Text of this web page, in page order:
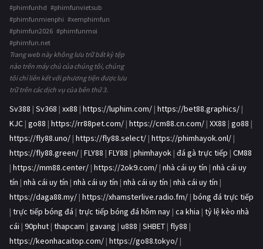
#phimfunhd #phimfunvietsub
#phimfunmienphi #xemphimfun
#phimfun2026 #phimfunmoi
#phimfun.net
Trang web này không lưu trữ bất kỳ tệp
nào trên máy chủ của chúng tôi, chúng
tôi chỉ liên kết với phương tiện được lưu
trữ trên các dịch vụ của bên thứ 3.
Sv388 | Sv368 | xx88 | https://luphim.com/ | https://bet88.graphics/ |
KJC | go88 | https://rr88pet.com/ | https://cm88.cn.com/ | XX88 | go88 |
https://fly88.uno/ | https://fly88.select/ | https://phimhayok.onl/ |
https://fly88.green/ | FLY88 | FLY88 | phimhayok | đá gà trực tiếp | CM88
| https://mm88.center/ | https://2ok9.com/ | nhà cái uy tín | nhà cái uy
tín | nhà cái uy tín | nhà cái uy tín | nhà cái uy tín | nhà cái uy tín |
https://daga88.my/ | https://xhamsterlive.radio.fm/ | bóng đá trực tiếp
| trực tiếp bóng đá | trực tiếp bóng đá hôm nay | ca khia | tỷ lệ kèo nhà
cái | 90phut | thapcam | gavang | u888 | SHBET | fly88 |
https://keonhacaitop.com/ | https://go88.tokyo/ |